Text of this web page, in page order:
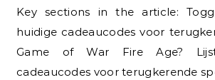
Key sections in the article:
huidige cadeaucodes voor
Game of War Fire Age?
cadeaucodes voor terugkerende